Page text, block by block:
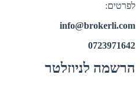
לפרטים:
info@brokerli.com
0723971642
הרשמה לניוזלטר